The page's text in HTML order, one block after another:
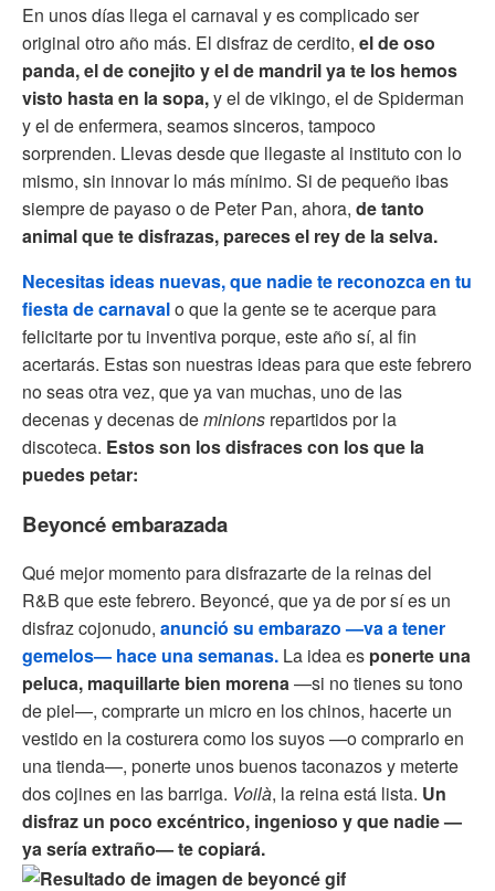
En unos días llega el carnaval y es complicado ser
original otro año más. El disfraz de cerdito, el de oso
panda, el de conejito y el de mandril ya te los hemos
visto hasta en la sopa,y el de vikingo, el de Spiderman
y el de enfermera, seamos sinceros, tampoco
sorprenden. Llevas desde que llegaste al instituto con lo
mismo, sin innovar lo más mínimo. Si de pequeño ibas
siempre de payaso o de Peter Pan, ahora, de tanto
animal que te disfrazas, pareces el rey de la selva.
Necesitas ideas nuevas, que nadie te reconozca en tu
fiesta de carnavalo que la gente se te acerque para
felicitarte por tu inventiva porque, este año sí, al fin
acertarás. Estas son nuestras ideas para que este febrero
no seas otra vez, que ya van muchas, uno de las
decenas y decenas deminions repartidos por la
discoteca. Estos son los disfraces con los que la
puedes petar:
Beyoncé embarazada
Qué mejor momento para disfrazarte de la reinas del
R&B que este febrero. Beyoncé, que ya de por sí es un
disfraz cojonudo, anunció su embarazo —va a tener
gemelos— hace una semanas. La idea es ponerte una
peluca, maquillarte bien morena—si no tienes su tono
de piel—, comprarte un micro en los chinos, hacerte un
vestido en la costurera como los suyos —o comprarlo en
una tienda—, ponerte unos buenos taconazos y meterte
dos cojines en las barriga. Voilà, la reina está lista. Un
disfraz un poco excéntrico, ingenioso y que nadie —
ya sería extraño— te copiará.